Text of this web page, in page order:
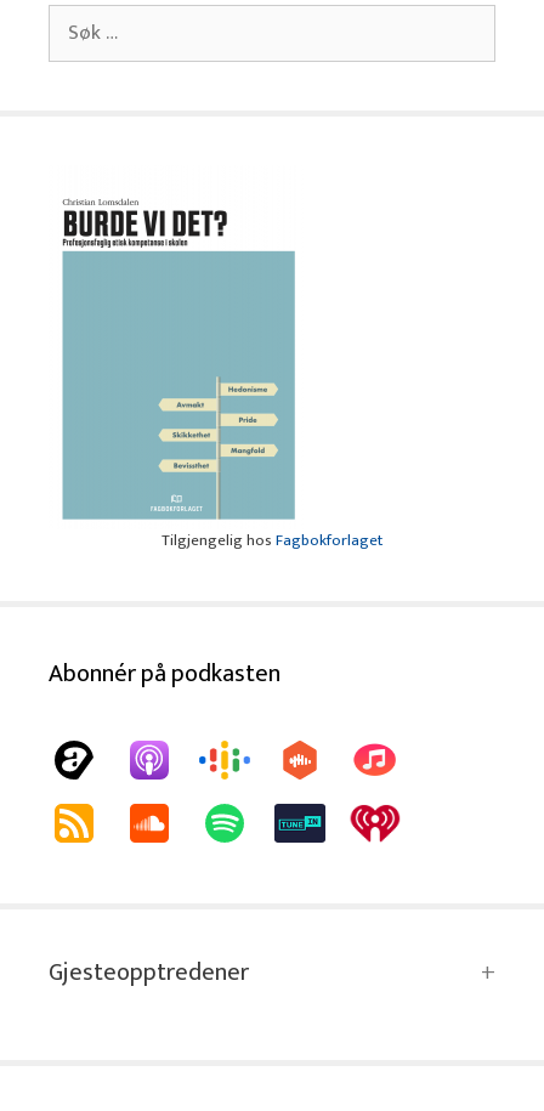
Søk
etter:
Tilgjengelig hosFagbokforlaget
Abonnér på podkasten
Gjesteopptredener